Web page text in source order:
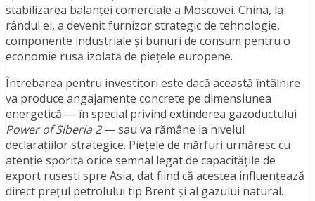
stabilizarea balanței comerciale a Moscovei. China, la
rândul ei, a devenit furnizor strategic de tehnologie,
componente industriale și bunuri de consum pentru o
economie rusă izolată de piețele europene.
Întrebarea pentru investitori este dacă această întâlnire
va produce angajamente concrete pe dimensiunea
energetică — în special privind extinderea gazoductului
Power of Siberia 2— sau va rămâne la nivelul
declarațiilor strategice. Piețele de mărfuri urmăresc cu
atenție sporită orice semnal legat de capacitățile de
export rusești spre Asia, dat fiind că acestea influențează
direct prețul petrolului tip Brent și al gazului natural.